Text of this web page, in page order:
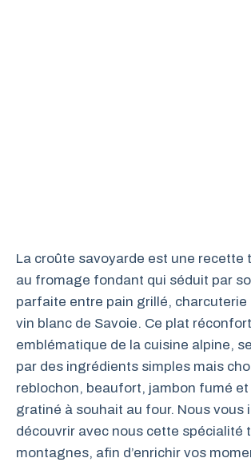
La croûte savoyarde est une recette
au fromage fondant qui séduit par
parfaite entre pain grillé, charcuterie
vin blanc de Savoie. Ce plat
emblématique de la cuisine alpine,
par des ingrédients simples mais
reblochon, beaufort, jambon fumé
gratiné à souhait au four. Nous vous
découvrir avec nous cette spécialité
montagnes, afin d’enrichir vos